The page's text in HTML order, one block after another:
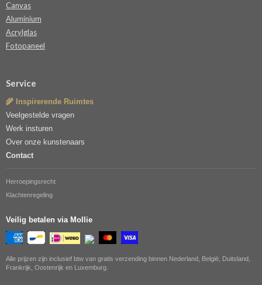
Canvas
Aluminium
Acrylglas
Fotopaneel
Service
🌾 Inspirerende Ruimtes
Veelgestelde vragen
Werk insturen
Over onze kunstenaars
Contact
Herroepingsrecht
Klachtenregeling
Veilig betalen via Mollie
Alle prijzen zijn inclusief btw van gratis verzending binnen Nederland, België, Duitsland,
Frankrijk, Oostenrijk en Luxemburg.